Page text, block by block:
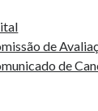
de
de